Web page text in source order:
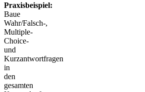
Praxisbeispiel:
Baue
Wahr/Falsch-,
Multiple-
Choice-
und
Kurzantwortfragen
in
den
gesamten